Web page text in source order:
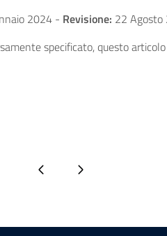
2024 - Revisione: 22
specificato, questo
Pagina precedentePagina successiva